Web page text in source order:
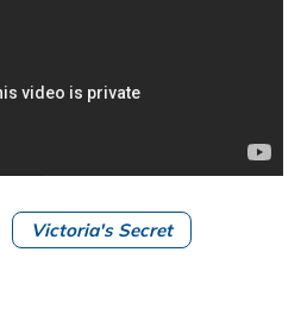
Victoria's Secret